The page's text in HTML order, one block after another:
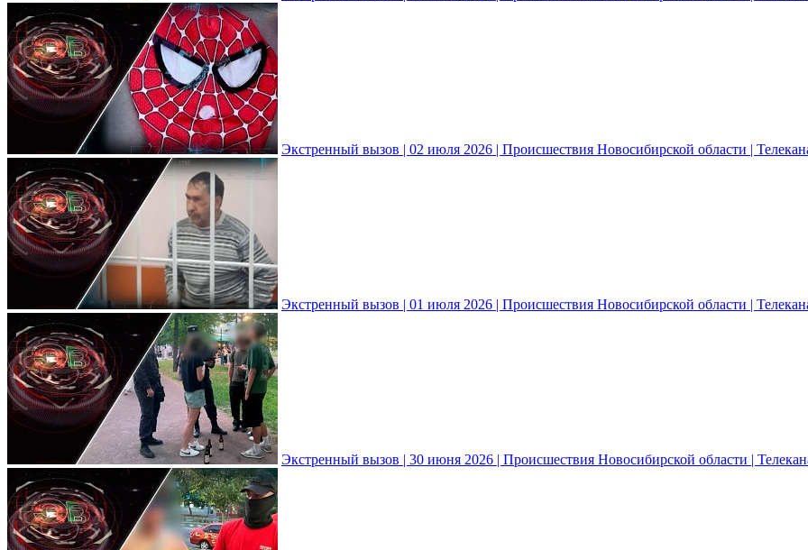
Экстренный вызов | 02 июля 2026 | Происшествия Новосибирской области |
Экстренный вызов | 01 июля 2026 | Происшествия Новосибирской области |
Экстренный вызов | 30 июня 2026 | Происшествия Новосибирской области |